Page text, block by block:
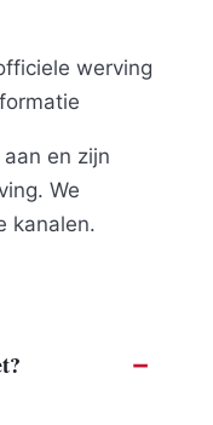
werving
en zijn
We
kanalen.